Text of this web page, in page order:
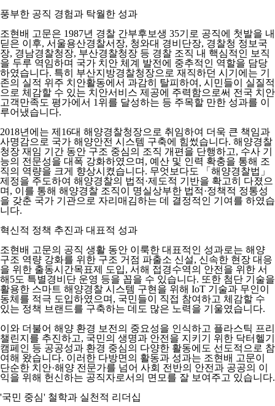
풍부한 공직 경험과 탁월한 성과
조현배 고문은 1987년 경찰 간부후보생 35기로 공직에 첫발을 내
딛은 이후, 서울용산경찰서장, 청와대 경비단장, 경찰청 정보국
장, 경남경찰청장, 부산경찰청장 등 경찰 조직 내 핵심적인 보직
을 두루 역임하며 국가 치안 체계 발전에 중추적인 역할을 담당
하였습니다. 특히 부산지방경찰청장으로 재직하던 시기에는 기
존의 실적 위주 치안활동에서 과감히 탈피하여, 시민들이 실질적
으로 체감할 수 있는 치안서비스 제공에 주력함으로써 전국 치안
고객만족도 평가에서 1위를 달성하는 등 주목할 만한 성과를 이
루어냈습니다.
2018년에는 제16대 해양경찰청장으로 취임하여 더욱 큰 책임과
사명감으로 국가 해양안전 시스템 구축에 힘썼습니다. 해양경찰
청장 재임 기간 동안 구조 중심의 조직 개편을 단행하고, 수사 기
능의 전문성을 대폭 강화하였으며, 예산 및 인력 확충을 통해 조
직의 역량을 크게 향상시켰습니다. 무엇보다도 「해양경찰법」
제정을 주도하여 해양경찰의 법적·제도적 기반을 확고히 다졌으
며, 이를 통해 해양경찰 조직이 명실상부한 법적·정책적 정통성
을 갖춘 국가 기관으로 자리매김하는 데 결정적인 기여를 하였습
니다.
혁신적 정책 추진과 대표적 성과
조현배 고문의 공직 생활 동안 이룩한 대표적인 성과로는 해양
구조 역량 강화를 위한 구조 거점 파출소 신설, 신속한 현장 대응
을 위한 출동시간목표제 도입, 서해 접경수역의 안전을 위한 서
해5도 특별경비단 운영 등을 꼽을 수 있습니다. 또한 첨단 기술을
활용한 스마트 해양경찰 시스템 구현을 위해 IoT 기술과 무인이
동체를 적극 도입하였으며, 국민들이 직접 참여하고 체감할 수
있는 정책 브랜드를 구축하는 데도 많은 노력을 기울였습니다.
이와 더불어 해양 환경 보전의 중요성을 인식하고 플라스틱 프리
챌린지를 추진하고, 국민의 생명과 안전을 지키기 위한 닥터헬기
캠페인 등 공공성과 환경 중심의 다양한 활동에도 선도적으로 참
여해 왔습니다. 이러한 다방면의 활동과 성과는 조현배 고문이
단순한 치안·해양 전문가를 넘어 사회 전반의 안전과 공공의 이
익을 위해 헌신하는 공직자로서의 면모를 잘 보여주고 있습니다.
'국민 중심' 철학과 실천적 리더십